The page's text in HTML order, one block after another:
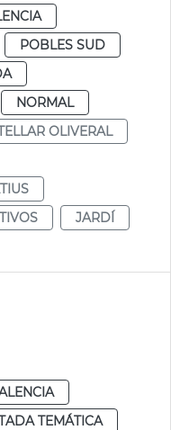
POBLES SUD
NORMAL
OLIVERAL
JARDÍ
TEMÁTICA